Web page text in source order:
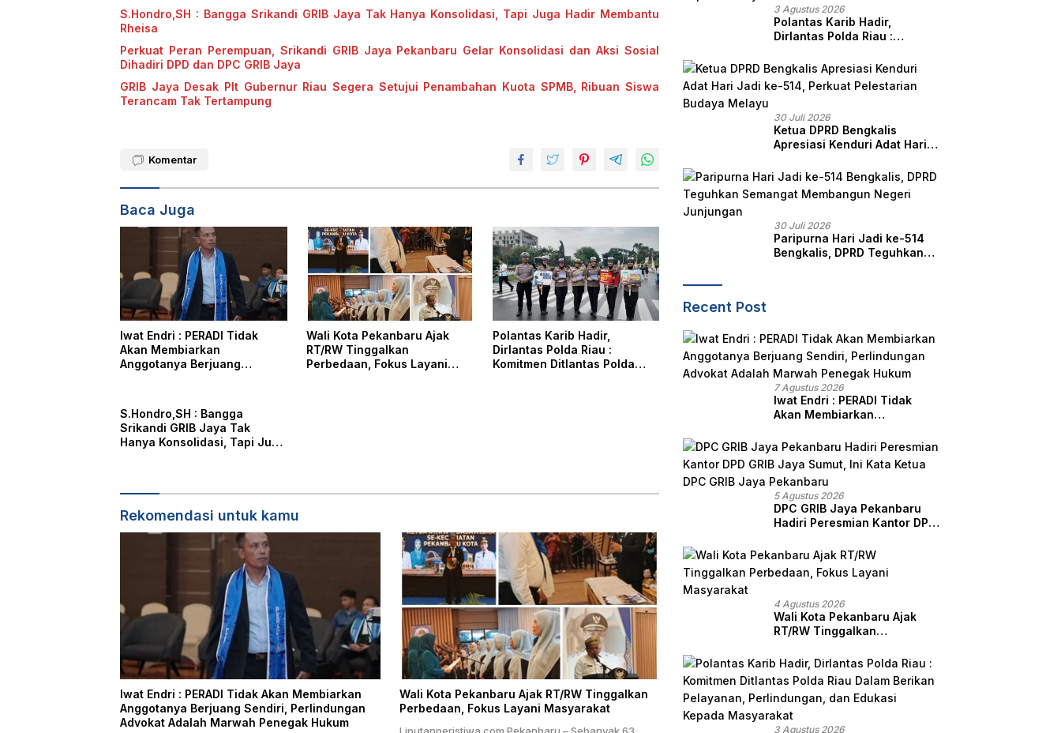
S.Hondro,SH : Bangga Srikandi GRIB Jaya Tak Hanya Konsolidasi, Tapi Juga Hadir Membantu
Rheisa
Perkuat Peran Perempuan, Srikandi GRIB Jaya Pekanbaru Gelar Konsolidasi dan Aksi Sosial
Dihadiri DPD dan DPC GRIB Jaya
GRIB Jaya Desak Plt Gubernur Riau Segera Setujui Penambahan Kuota SPMB, Ribuan Siswa
Terancam Tak Tertampung
Komentar
Baca Juga
Iwat Endri : PERADI Tidak
Akan Membiarkan
Anggotanya Berjuang
Penegak Hukum
Wali Kota Pekanbaru Ajak
RT/RW Tinggalkan
Perbedaan, Fokus Layani
Polantas Karib Hadir,
Dirlantas Polda Riau :
Komitmen Ditlantas Polda
S.Hondro,SH : Bangga
Srikandi GRIB Jaya Tak
Hanya Konsolidasi, Tapi Juga
Rekomendasi untuk kamu
Iwat Endri : PERADI Tidak Akan Membiarkan
Anggotanya Berjuang Sendiri, Perlindungan
Advokat Adalah Marwah Penegak Hukum
Wali Kota Pekanbaru Ajak RT/RW Tinggalkan
Perbedaan, Fokus Layani Masyarakat
3 Agustus 2026
Polantas Karib Hadir,
Dirlantas Polda Riau :
Riau Dalam Berikan
Pelayanan, Perlindungan,
dan Edukasi Kepada
30 Juli 2026
Ketua DPRD Bengkalis
Apresiasi Kenduri Adat Hari
Pelestarian Budaya Melayu
30 Juli 2026
Paripurna Hari Jadi ke-514
Bengkalis, DPRD Teguhkan
Recent Post
7 Agustus 2026
Iwat Endri : PERADI Tidak
Akan Membiarkan
Sendiri, Perlindungan
Advokat Adalah Marwah
Penegak Hukum
5 Agustus 2026
DPC GRIB Jaya Pekanbaru
Hadiri Peresmian Kantor DPD
Ketua DPC GRIB Jaya
Pekanbaru
4 Agustus 2026
Wali Kota Pekanbaru Ajak
RT/RW Tinggalkan
Masyarakat
3 Agustus 2026